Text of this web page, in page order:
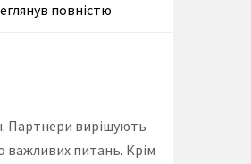
повністю
Партнери вирішують
важливих питань. Крім